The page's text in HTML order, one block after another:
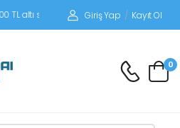
siparişlerinizde siparişleriniz alıcı
Giriş Yap / Kayıt Ol
0